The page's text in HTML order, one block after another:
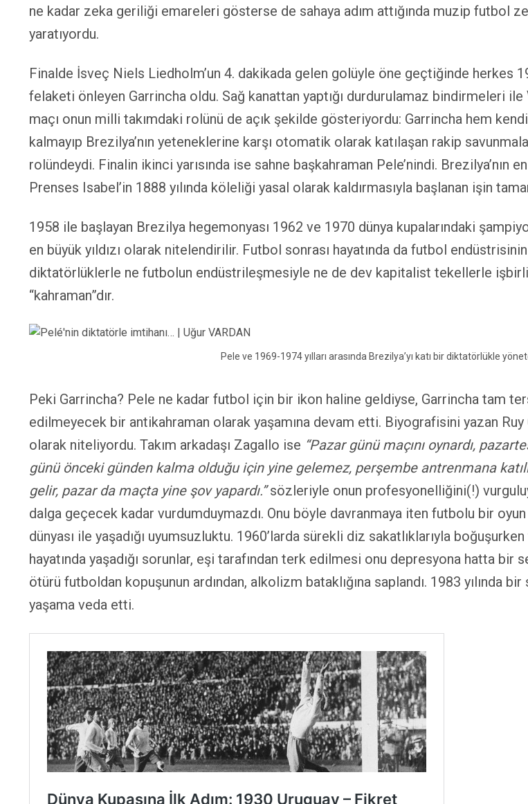
ne kadar zeka geriliği emareleri gösterse de sahaya adım attığında muzip futbol
yaratıyordu.
Finalde İsveç Niels Liedholm’un 4. dakikada gelen golüyle öne geçtiğinde herkes
felaketi önleyen Garrincha oldu. Sağ kanattan yaptığı durdurulamaz bindirmeleri ile
maçı onun milli takımdaki rolünü de açık şekilde gösteriyordu: Garrincha hem
kalmayıp Brezilya’nın yeteneklerine karşı otomatik olarak katılaşan rakip
rolündeydi. Finalin ikinci yarısında ise sahne başkahraman Pele’nindi.
Prenses Isabel’in 1888 yılında köleliği yasal olarak kaldırmasıyla başlanan işin
1958 ile başlayan Brezilya hegemonyası 1962 ve 1970 dünya kupalarındaki
en büyük yıldızı olarak nitelendirilir. Futbol sonrası hayatında da futbol
diktatörlüklerle ne futbolun endüstrileşmesiyle ne de dev kapitalist tekellerle
“kahraman”dır.
Pele ve 1969-1974 yılları arasında Brezilya’yı katı bir diktatörlükle yöneten
Peki Garrincha? Pele ne kadar futbol için bir ikon haline geldiyse, Garrincha tam
edilmeyecek bir antikahraman olarak yaşamına devam etti. Biyografisini yazan
olarak niteliyordu. Takım arkadaşı Zagallo ise “Pazar günü maçını oynardı,
günü önceki günden kalma olduğu için yine gelemez, perşembe antrenmana
gelir, pazar da maçta yine şov yapardı.”sözleriyle onun profesyonelliğini(!)
dalga geçecek kadar vurdumduymazdı. Onu böyle davranmaya iten futbolu bir
dünyası ile yaşadığı uyumsuzluktu. 1960’larda sürekli diz sakatlıklarıyla
hayatında yaşadığı sorunlar, eşi tarafından terk edilmesi onu depresyona hatta
ötürü futboldan kopuşunun ardından, alkolizm bataklığına saplandı. 1983 yılında
yaşama veda etti.